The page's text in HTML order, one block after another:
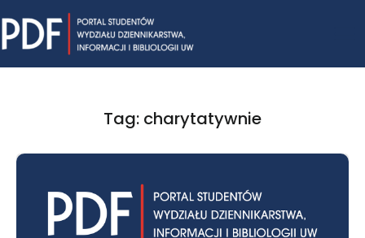
to
content
Tag: charytatywnie